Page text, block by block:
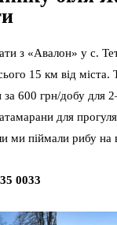
з «Авалон» у с.
15 км від міста.
за 600 грн/добу для
для
ми піймали рибу на
0033